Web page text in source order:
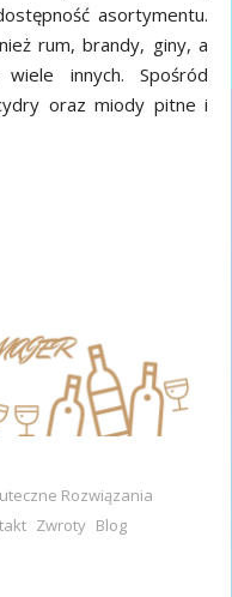
asortymentu.
rum, brandy, giny, a
innych. Spośród
oraz miody pitne i
Rozwiązania
Zwroty Blog